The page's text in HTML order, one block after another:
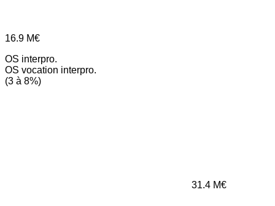
16.9 M€
OS interpro.
OS vocation interpro.
(3 à 8%)
31.4 M€